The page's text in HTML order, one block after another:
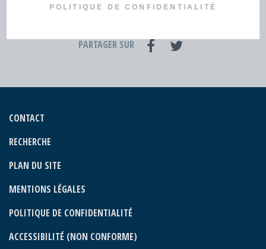
PARTAGER SUR
CONTACT
RECHERCHE
PLAN DU SITE
MENTIONS LÉGALES
POLITIQUE DE CONFIDENTIALITÉ
ACCESSIBILITÉ (NON CONFORME)
POLITIQUE DE CONFIDENTIALITÉ